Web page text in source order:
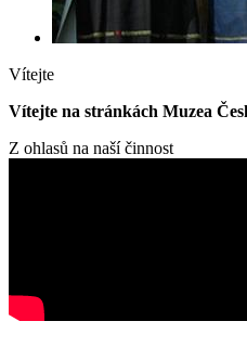
Vítejte
Vítejte na stránkách Muzea
Z ohlasů na naší činnost